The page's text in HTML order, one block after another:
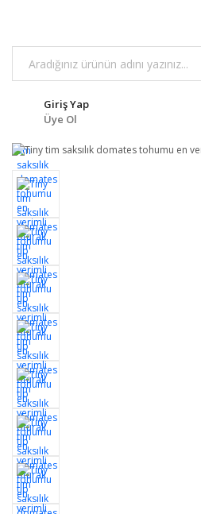
Giriş Yap
Üye Ol